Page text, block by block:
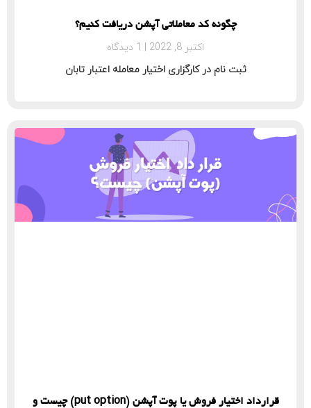
چگونه کد معاملاتی آپشن دریافت کنیم؟
اکتبر 8, 2022
1 دیدگاه
ثبت نام در کارگزاری اختیار معامله اعتبار تابان
قرارداد اختیار فروش یا پوت آپشن (put option) چیست و